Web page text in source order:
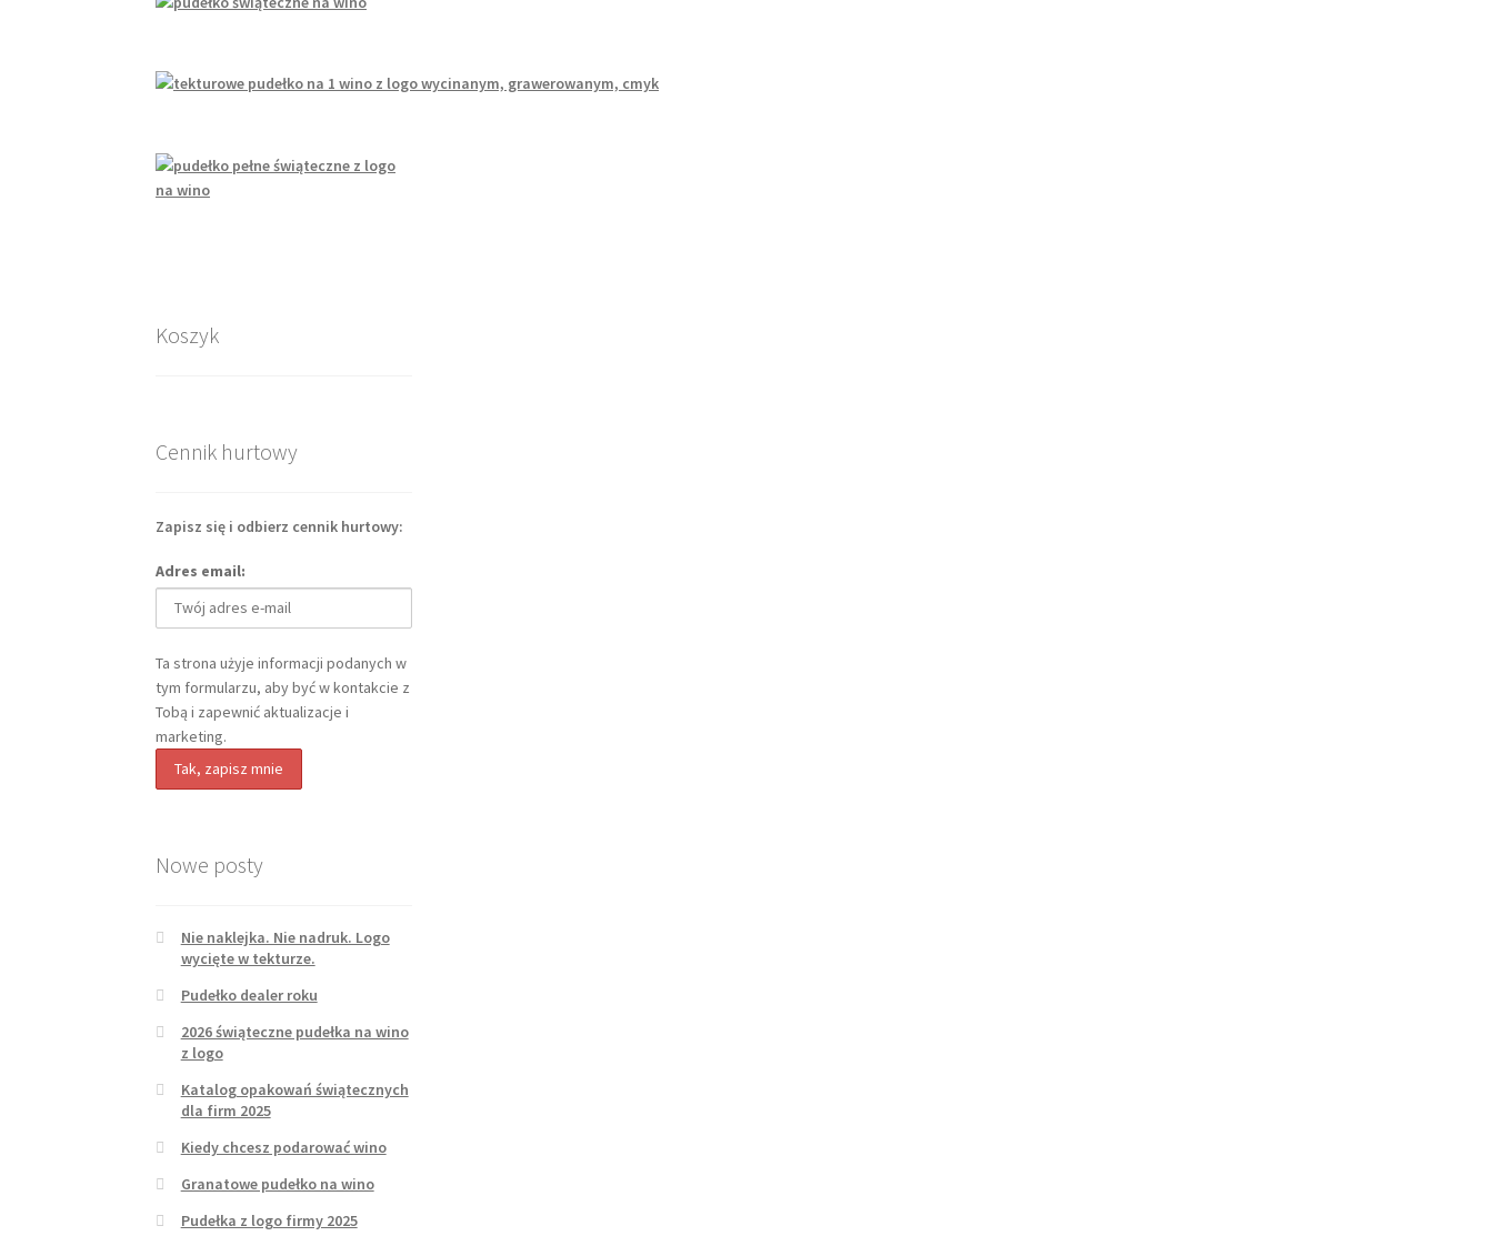
Koszyk
Cennik hurtowy
Zapisz się i odbierz cennik hurtowy:
Adres email:
Ta strona użyje informacji podanych w
tym formularzu, aby być w kontakcie z
Tobą i zapewnić aktualizacje i
marketing.
Nowe posty
Nie naklejka. Nie nadruk. Logo
wycięte w tekturze.
Pudełko dealer roku
2026 świąteczne pudełka na wino
z logo
Katalog opakowań świątecznych
dla firm 2025
Kiedy chcesz podarować wino
Granatowe pudełko na wino
Pudełka z logo firmy 2025